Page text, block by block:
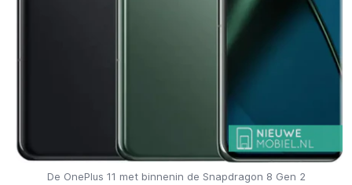
De OnePlus 11 met binnenin de Snapdragon 8 Gen 2